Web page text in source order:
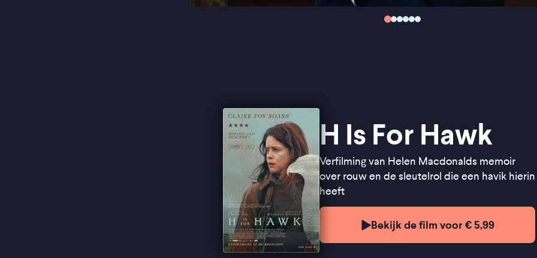
H Is For Hawk
Verfilming van Helen Macdonalds memoir
over rouw en de sleutelrol die een havik hierin
heeft
Bekijk de film voor € 5,99